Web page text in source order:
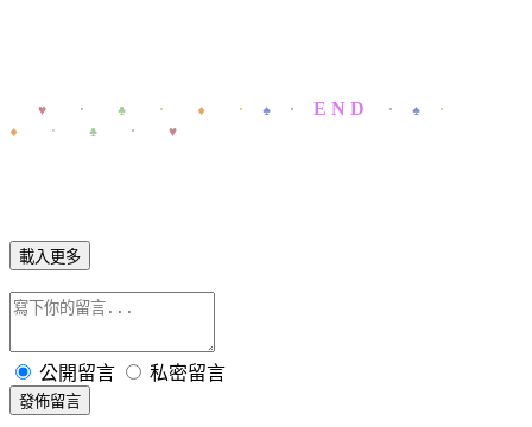
♥ ． ♣ ． ♦ ． ♠ ． E N D ． ♠
．
♦
． ♣ ． ♥
載入更多
公開留言 私密留言
發佈留言